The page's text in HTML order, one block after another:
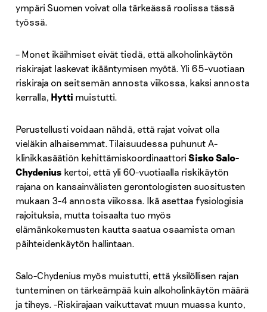
ympäri Suomen voivat olla tärkeässä roolissa tässä
työssä.
– Monet ikäihmiset eivät tiedä, että alkoholinkäytön
riskirajat laskevat ikääntymisen myötä. Yli 65-vuotiaan
riskiraja on seitsemän annosta viikossa, kaksi annosta
kerralla, Hytti muistutti.
Perustellusti voidaan nähdä, että rajat voivat olla
vieläkin alhaisemmat. Tilaisuudessa puhunut A-
klinikkasäätiön kehittämiskoordinaattori Sisko Salo-
Chydenius kertoi, että yli 60-vuotiaalla riskikäytön
rajana on kansainvälisten gerontologisten suositusten
mukaan 3-4 annosta viikossa. Ikä asettaa fysiologisia
rajoituksia, mutta toisaalta tuo myös
elämänkokemusten kautta saatua osaamista oman
päihteidenkäytön hallintaan.
Salo-Chydenius myös muistutti, että yksilöllisen rajan
tunteminen on tärkeämpää kuin alkoholinkäytön määrä
ja tiheys. -Riskirajaan vaikuttavat muun muassa kunto,